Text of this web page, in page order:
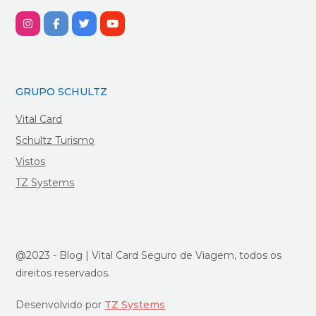
GRUPO SCHULTZ
Vital Card
Schultz Turismo
Vistos
TZ Systems
@2023 - Blog | Vital Card Seguro de Viagem, todos os
direitos reservados.
Desenvolvido por TZ Systems